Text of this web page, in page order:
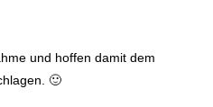
und hoffen damit dem
🙂